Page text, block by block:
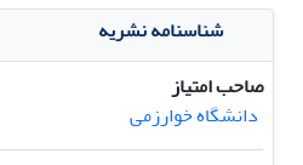
شناسنامه نشریه
صاحب امتیاز
دانشگاه خوارزمی